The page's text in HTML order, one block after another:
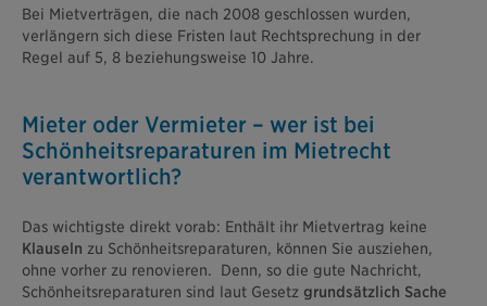
Bei Mietverträgen, die nach 2008 geschlossen wurden,
verlängern sich diese Fristen laut Rechtsprechung in der
Regel auf 5, 8 beziehungsweise 10 Jahre.
Mieter oder Vermieter – wer ist bei
Schönheitsreparaturen im Mietrecht
verantwortlich?
Das wichtigste direkt vorab: Enthält ihr Mietvertrag keine
Klauseln zu Schönheitsreparaturen, können Sie ausziehen,
ohne vorher zu renovieren. Denn, so die gute Nachricht,
Schönheitsreparaturen sind laut Gesetz grundsätzlich Sache